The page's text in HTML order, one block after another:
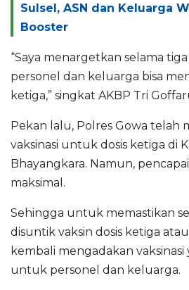
Sulsel, ASN dan Keluarga
Booster
“Saya menargetkan selama
personel dan keluarga bisa
ketiga,” singkat AKBP Tri
Pekan lalu, Polres Gowa telah
vaksinasi untuk dosis ketiga di
Bhayangkara. Namun,
maksimal.
Sehingga untuk memastikan
disuntik vaksin dosis ketiga
kembali mengadakan
untuk personel dan keluarga.